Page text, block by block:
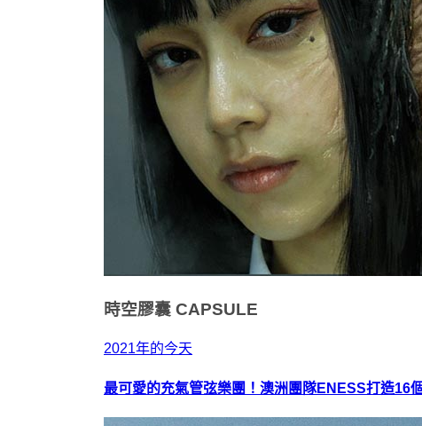
時空膠囊 CAPSULE
2021年的今天
最可愛的充氣管弦樂團！澳洲團隊ENESS打造16